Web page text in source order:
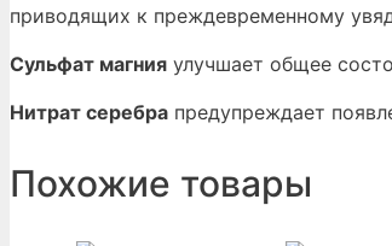
приводящих к преждевременному
Сульфат магния улучшает общее
Нитрат серебра предупреждает
Похожие товары